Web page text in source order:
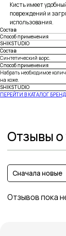
Кисть имеет
повреждений и
использования.
Состав
Способ применения
SHIKSTUDIO
Состав
Синтетический ворс.
Способ применения
Набрать необходимое
на коже.
SHIKSTUDIO
ПЕРЕЙТИ В КАТАЛОГ
Отзывы о
Сначала новые
Отзывов пока